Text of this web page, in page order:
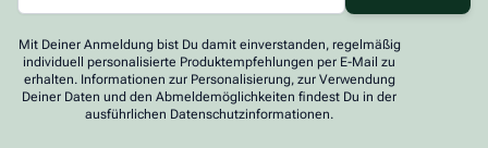
Mit Deiner Anmeldung bist Du damit einverstanden, regelmäßig
individuell personalisierte Produktempfehlungen per E-Mail zu
erhalten. Informationen zur Personalisierung, zur Verwendung
Deiner Daten und den Abmeldemöglichkeiten findest Du in der
ausführlichen Datenschutzinformationen.